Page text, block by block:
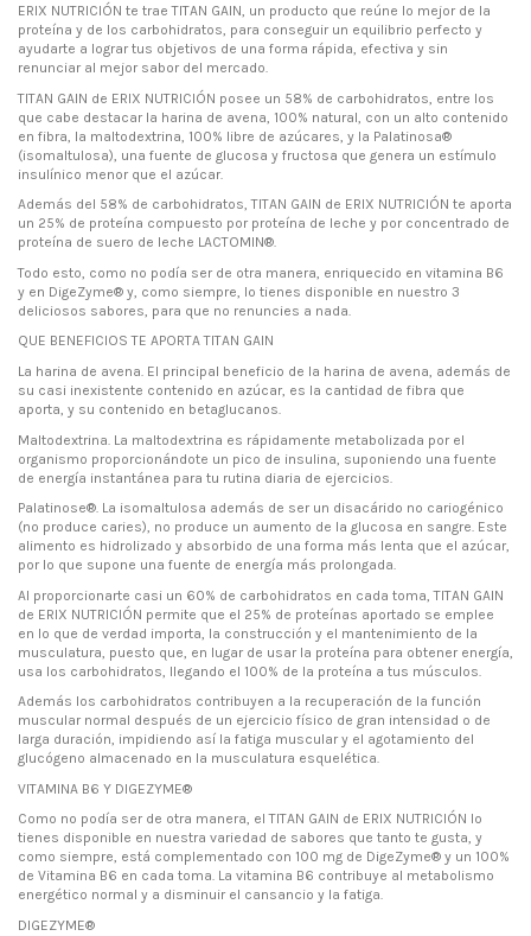
ERIX NUTRICIÓN te trae TITAN GAIN, un producto que reúne lo mejor de la
proteína y de los carbohidratos, para conseguir un equilibrio perfecto y
ayudarte a lograr tus objetivos de una forma rápida, efectiva y sin
renunciar al mejor sabor del mercado.
TITAN GAIN de ERIX NUTRICIÓN posee un 58% de carbohidratos, entre los
que cabe destacar la harina de avena, 100% natural, con un alto contenido
en fibra, la maltodextrina, 100% libre de azúcares, y la Palatinosa®
(isomaltulosa), una fuente de glucosa y fructosa que genera un estímulo
insulínico menor que el azúcar.
Además del 58% de carbohidratos, TITAN GAIN de ERIX NUTRICIÓN te aporta
un 25% de proteína compuesto por proteína de leche y por concentrado de
proteína de suero de leche LACTOMIN®.
Todo esto, como no podía ser de otra manera, enriquecido en vitamina B6
y en DigeZyme® y, como siempre, lo tienes disponible en nuestro 3
deliciosos sabores, para que no renuncies a nada.
QUE BENEFICIOS TE APORTA TITAN GAIN
La harina de avena. El principal beneficio de la harina de avena, además de
su casi inexistente contenido en azúcar, es la cantidad de fibra que
aporta, y su contenido en betaglucanos.
Maltodextrina. La maltodextrina es rápidamente metabolizada por el
organismo proporcionándote un pico de insulina, suponiendo una fuente
de energía instantánea para tu rutina diaria de ejercicios.
Palatinose®. La isomaltulosa además de ser un disacárido no cariogénico
(no produce caries), no produce un aumento de la glucosa en sangre. Este
alimento es hidrolizado y absorbido de una forma más lenta que el azúcar,
por lo que supone una fuente de energía más prolongada.
Al proporcionarte casi un 60% de carbohidratos en cada toma, TITAN GAIN
de ERIX NUTRICIÓN permite que el 25% de proteínas aportado se emplee
en lo que de verdad importa, la construcción y el mantenimiento de la
musculatura, puesto que, en lugar de usar la proteína para obtener energía,
usa los carbohidratos, llegando el 100% de la proteína a tus músculos.
Además los carbohidratos contribuyen a la recuperación de la función
muscular normal después de un ejercicio físico de gran intensidad o de
larga duración, impidiendo así la fatiga muscular y el agotamiento del
glucógeno almacenado en la musculatura esquelética.
VITAMINA B6 Y DIGEZYME®
Como no podía ser de otra manera, el TITAN GAIN de ERIX NUTRICIÓN lo
tienes disponible en nuestra variedad de sabores que tanto te gusta, y
como siempre, está complementado con 100 mg de DigeZyme® y un 100%
de Vitamina B6 en cada toma. La vitamina B6 contribuye al metabolismo
energético normal y a disminuir el cansancio y la fatiga.
DIGEZYME®